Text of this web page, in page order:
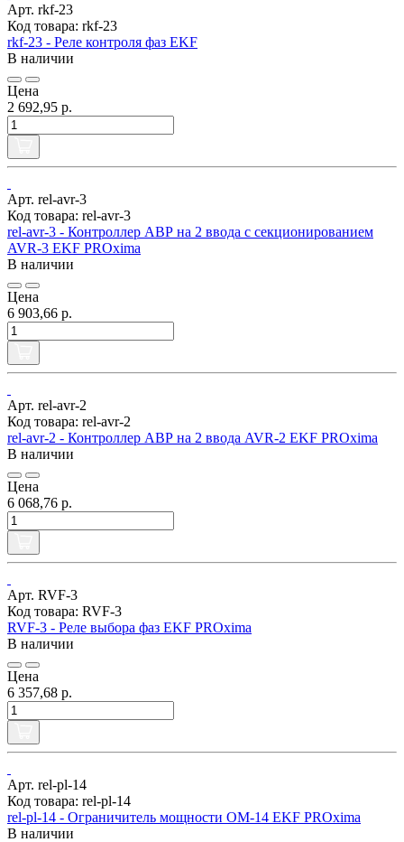
Арт. rkf-23
Код товара: rkf-23
rkf-23 - Реле контроля фаз EKF
В наличии
Цена
2 692,95 р.
Арт. rel-avr-3
Код товара: rel-avr-3
rel-avr-3 - Контроллер АВР на 2 ввода с секционированием
AVR-3 EKF PROxima
В наличии
Цена
6 903,66 р.
Арт. rel-avr-2
Код товара: rel-avr-2
rel-avr-2 - Контроллер АВР на 2 ввода AVR-2 EKF PROxima
В наличии
Цена
6 068,76 р.
Арт. RVF-3
Код товара: RVF-3
RVF-3 - Реле выбора фаз EKF PROxima
В наличии
Цена
6 357,68 р.
Арт. rel-pl-14
Код товара: rel-pl-14
rel-pl-14 - Ограничитель мощности ОМ-14 EKF PROxima
В наличии